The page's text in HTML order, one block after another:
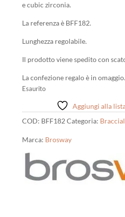
e cubic zirconia.
La referenza è BFF182.
Lunghezza regolabile.
Il prodotto viene spedito con
La confezione regalo è in omaggio.
Esaurito
Aggiungi alla
COD: BFF182 Categoria:
Marca: Brosway